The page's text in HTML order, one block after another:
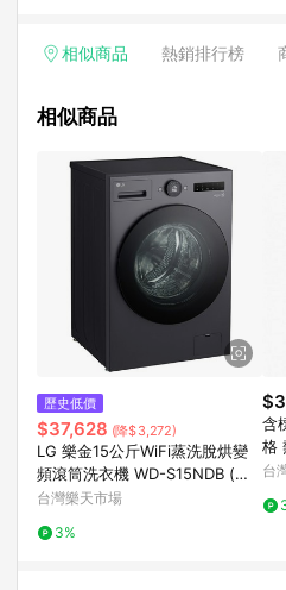
享有 LINE POINTS 回饋。 (3) 若購買之訂單（包含預購商品）未符合樂天市場 45 天內完成訂單出貨及結帳，則不符
會有時間差，如顯示之商品規格、顏色
點數回饋或點數回饋有爭議，台灣
相似商品 熱銷排行榜
相似商品
歷史低價
$37,628 (降$3,272)
LG 樂金15公斤WiFi蒸洗脫烘變
頻滾筒洗衣機 WD-S15NDB (夜
墨灰)
台灣樂天市場
3%
含
格
Z
台